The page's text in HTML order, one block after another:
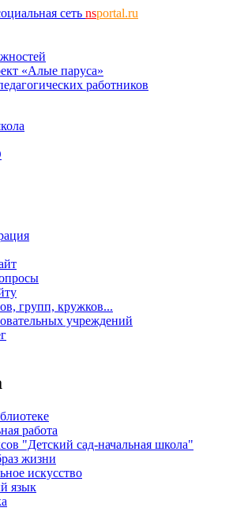
сеть nsportal.ru
«Алые паруса»
работников
групп, кружков...
учреждений
работа
"Детский сад-начальная школа"
жизни
искусство
язык